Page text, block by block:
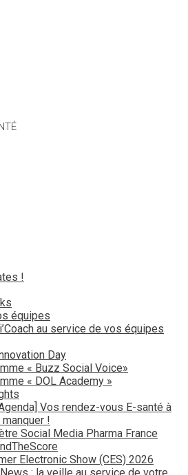
!
équipes
au service de vos équipes
Day
« Buzz Social Voice»
« DOL Academy »
Vos rendez-vous E-santé à
!
Social Media Pharma France
Electronic Show (CES) 2026